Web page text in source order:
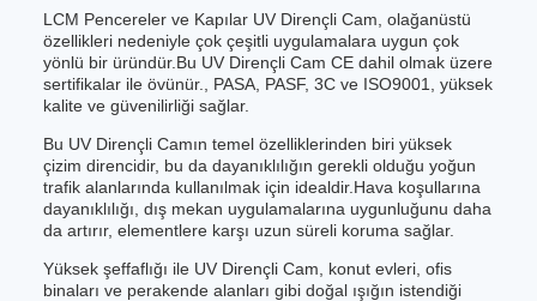
LCM Pencereler ve Kapılar UV Dirençli Cam, olağanüstü
özellikleri nedeniyle çok çeşitli uygulamalara uygun çok
yönlü bir üründür.Bu UV Dirençli Cam CE dahil olmak üzere
sertifikalar ile övünür., PASA, PASF, 3C ve ISO9001, yüksek
kalite ve güvenilirliği sağlar.
Bu UV Dirençli Camın temel özelliklerinden biri yüksek
çizim direncidir, bu da dayanıklılığın gerekli olduğu yoğun
trafik alanlarında kullanılmak için idealdir.Hava koşullarına
dayanıklılığı, dış mekan uygulamalarına uygunluğunu daha
da artırır, elementlere karşı uzun süreli koruma sağlar.
Yüksek şeffaflığı ile UV Dirençli Cam, konut evleri, ofis
binaları ve perakende alanları gibi doğal ışığın istendiği